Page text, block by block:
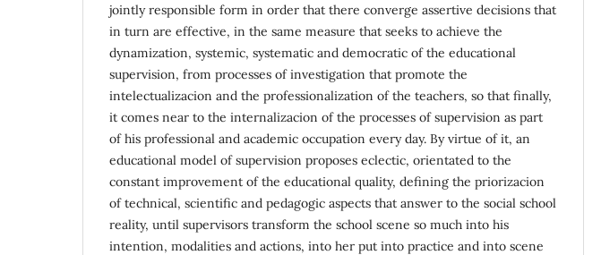
jointly responsible form in order that there converge assertive decisions that
in turn are effective, in the same measure that seeks to achieve the
dynamization, systemic, systematic and democratic of the educational
supervision, from processes of investigation that promote the
intelectualizacion and the professionalization of the teachers, so that finally,
it comes near to the internalizacion of the processes of supervision as part
of his professional and academic occupation every day. By virtue of it, an
educational model of supervision proposes eclectic, orientated to the
constant improvement of the educational quality, defining the priorizacion
of technical, scientific and pedagogic aspects that answer to the social school
reality, until supervisors transform the school scene so much into his
intention, modalities and actions, into her put into practice and into scene